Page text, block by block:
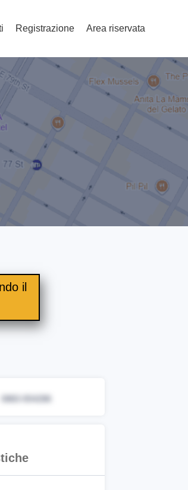
Registrazione Area riservata
il
0883 654286